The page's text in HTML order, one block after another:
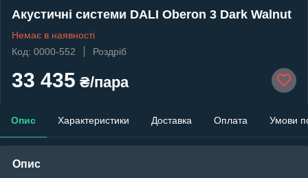
Акустичні системи DALI Oberon 3 Dark Walnut
Немає в наявності
Код: 0000-552
Роздріб
33 435 ₴/пара
Опис Характеристики Доставка Оплата Умови
Опис